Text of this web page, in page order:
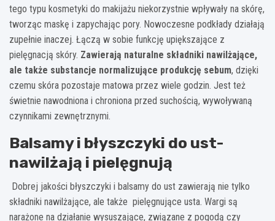
tego typu kosmetyki do makijażu niekorzystnie wpływały na skórę,
tworząc maskę i zapychając pory. Nowoczesne podkłady działają
zupełnie inaczej. Łączą w sobie funkcję upiększające z
pielęgnacją skóry. Zawierają naturalne składniki nawilżające,
ale także substancje normalizujące produkcję sebum, dzięki
czemu skóra pozostaje matowa przez wiele godzin. Jest też
świetnie nawodniona i chroniona przed suchością, wywoływaną
czynnikami zewnętrznymi.
Balsamy i błyszczyki do ust-
nawilżają i pielęgnują
Dobrej jakości błyszczyki i balsamy do ust zawierają nie tylko
składniki nawilżające, ale także pielęgnujące usta. Wargi są
narażone na działanie wysuszające, związane z pogodą czy